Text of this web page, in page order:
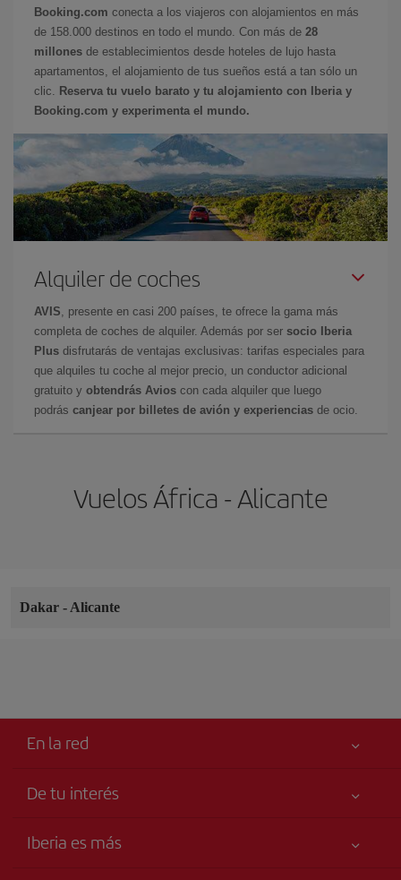
Booking.com conecta a los viajeros con alojamientos en más
de 158.000 destinos en todo el mundo. Con más de 28
millones de establecimientos desde hoteles de lujo hasta
apartamentos, el alojamiento de tus sueños está a tan sólo un
clic.
Reserva tu vuelo barato y tu alojamiento con Iberia y
Booking.com y experimenta el mundo.
Alquiler de coches
AVIS , presente en casi 200 países, te ofrece la gama más
completa de coches de alquiler. Además por ser socio Iberia
Plus disfrutarás de ventajas exclusivas: tarifas especiales para
que alquiles tu coche al mejor precio, un conductor adicional
gratuito y obtendrás Avios con cada alquiler que luego
podrás canjear por billetes de avión y experiencias de ocio.
Vuelos África - Alicante
Dakar - Alicante
En la red
De tu interés
Accesibilidad
Iberia es más